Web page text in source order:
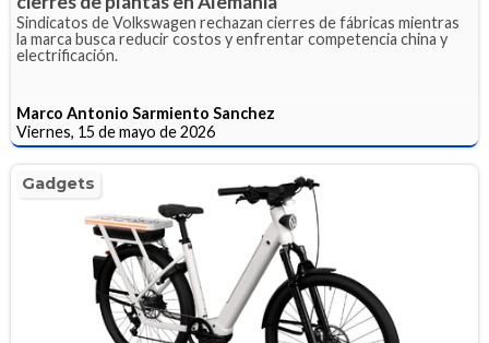
Sindicatos de Volkswagen rechazan cierres de fábricas mientras
la marca busca reducir costos y enfrentar competencia china y
electrificación.
Marco Antonio Sarmiento Sanchez
Viernes, 15 de mayo de 2026
Gadgets